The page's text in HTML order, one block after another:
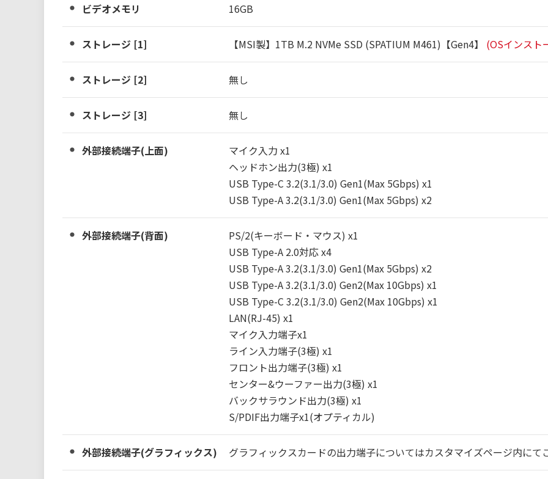
ビデオメモリ 16GB
ストレージ [1] 【MSI製】1TB M.2 NVMe SSD (SPATIUM M461)【Gen4】 (OSインスト
ストレージ [2] 無し
ストレージ [3] 無し
外部接続端子(上面)
マイク入力 x1
ヘッドホン出力(3極) x1
USB Type-C 3.2(3.1/3.0) Gen1(Max 5Gbps) x1
USB Type-A 3.2(3.1/3.0) Gen1(Max 5Gbps) x2
外部接続端子(背面)
PS/2(キーボード・マウス) x1
USB Type-A 2.0対応 x4
USB Type-A 3.2(3.1/3.0) Gen1(Max 5Gbps) x2
USB Type-A 3.2(3.1/3.0) Gen2(Max 10Gbps) x1
USB Type-C 3.2(3.1/3.0) Gen2(Max 10Gbps) x1
LAN(RJ-45) x1
マイク入力端子x1
ライン入力端子(3極) x1
フロント出力端子(3極) x1
センター&ウーファー出力(3極) x1
バックサラウンド出力(3極) x1
S/PDIF出力端子x1(オプティカル)
外部接続端子(グラフィックス) グラフィックスカードの出力端子についてはカスタマイズページ内にて